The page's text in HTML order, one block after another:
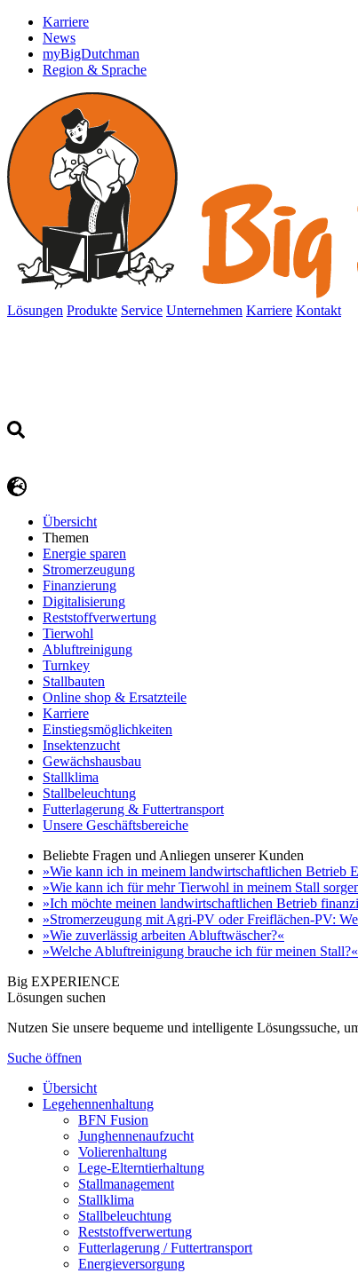
Karriere
News
myBigDutchman
Region & Sprache
Lösungen Produkte Service Unternehmen Karriere Kontakt
Übersicht
Themen
Energie sparen
Stromerzeugung
Finanzierung
Digitalisierung
Reststoffverwertung
Tierwohl
Abluftreinigung
Turnkey
Stallbauten
Online shop & Ersatzteile
Karriere
Einstiegsmöglichkeiten
Insektenzucht
Gewächshausbau
Stallklima
Stallbeleuchtung
Futterlagerung & Futtertransport
Unsere Geschäftsbereiche
Beliebte Fragen und Anliegen unserer Kunden
»Wie kann ich in meinem landwirtschaftlichen Betrieb
»Wie kann ich für mehr Tierwohl in meinem Stall
»Ich möchte meinen landwirtschaftlichen Betrieb
»Stromerzeugung mit Agri-PV oder Freiflächen-PV:
»Wie zuverlässig arbeiten Abluftwäscher?«
»Welche Abluftreinigung brauche ich für meinen Stall?«
Big EXPERIENCE
Lösungen suchen
Nutzen Sie unsere bequeme und intelligente Lösungssuche,
Suche öffnen
Übersicht
Legehennenhaltung
BFN Fusion
Junghennenaufzucht
Volierenhaltung
Lege-Elterntierhaltung
Stallmanagement
Stallklima
Stallbeleuchtung
Reststoffverwertung
Futterlagerung / Futtertransport
Energieversorgung